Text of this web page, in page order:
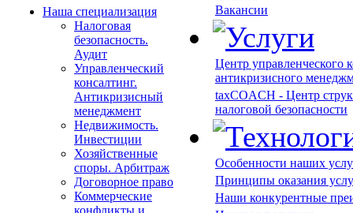
Наша специализация
Налоговая
безопасность.
Аудит
Управленческий
консалтинг.
Антикризисный
менеджмент
Недвижимость.
Инвестиции
Хозяйственные
споры. Арбитраж
Договорное право
Коммерческие
конфликты и
Вакансии
Центр управленческого
антикризисного
taxCOACH - Центр
налоговой безопасности
Особенности наших
Принципы оказания
Наши конкурентные